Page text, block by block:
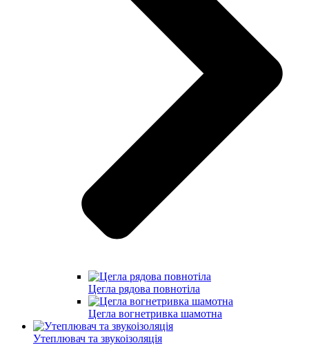
Цегла рядова повнотіла
Цегла вогнетривка шамотна
Утеплювач та звукоізоляція